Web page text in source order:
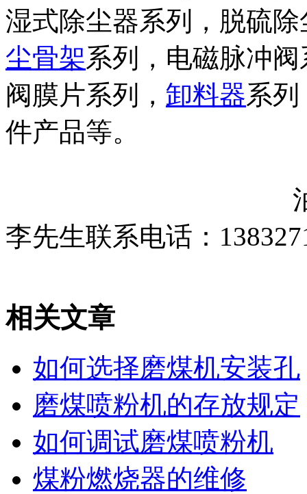
湿式除尘器系列，脱硫
尘骨架系列，电磁脉冲
阀膜片系列， 卸料器系
件产品等。
泊头市兴源
李先生联系电话：
相关文章
如何选择磨煤机安装孔
磨煤喷粉机的存放规定
如何调试磨煤喷粉机
煤粉燃烧器的维修